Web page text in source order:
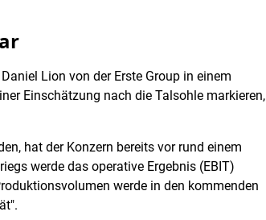
Lion von der Erste Group in einem
Einschätzung nach die Talsohle markieren,
hat der Konzern bereits vor rund einem
werde das operative Ergebnis (EBIT)
werde in den kommenden